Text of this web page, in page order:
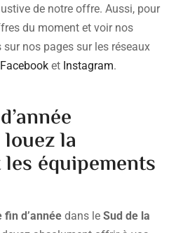
de notre offre. Aussi, pour
du moment et voir nos
nos pages sur les réseaux
Facebook et Instagram.
la
équipements
d’année dans le Sud de la